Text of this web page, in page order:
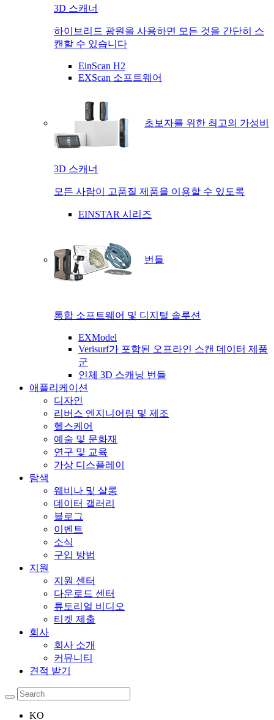
3D 스캐너
하이브리드 광원을 사용하면 모든 것을 간단히 스
캔할 수 있습니다
EinScan H2
EXScan 소프트웨어
초보자를 위한 최고의 가성비
3D 스캐너
모든 사람이 고품질 제품을 이용할 수 있도록
EINSTAR 시리즈
번들
통합 소프트웨어 및 디지털 솔루션
EXModel
Verisurf가 포함된 오프라인 스캔 데이터 제품
군
인체 3D 스캐닝 번들
애플리케이션
디자인
리버스 엔지니어링 및 제조
헬스케어
예술 및 문화재
연구 및 교육
가상 디스플레이
탐색
웨비나 및 살롱
데이터 갤러리
블로그
이벤트
소식
구입 방법
지원
지원 센터
다운로드 센터
튜토리얼 비디오
티켓 제출
회사
회사 소개
커뮤니티
견적 받기
KO